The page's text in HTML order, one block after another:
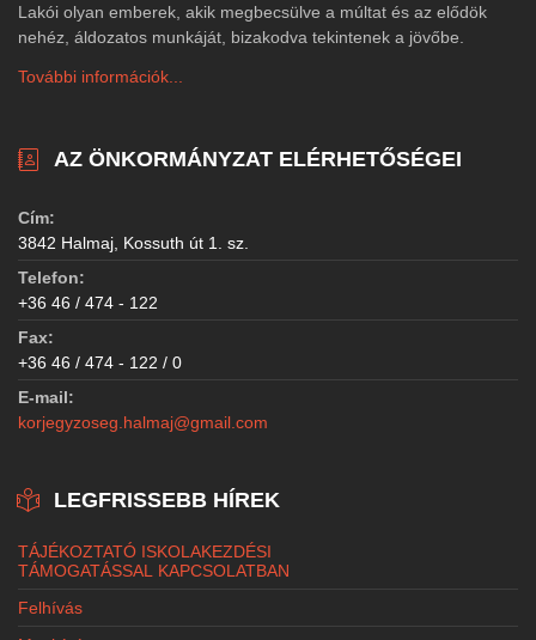
Lakói olyan emberek, akik megbecsülve a múltat és az elődök
nehéz, áldozatos munkáját, bizakodva tekintenek a jövőbe.
További információk...
AZ ÖNKORMÁNYZAT ELÉRHETŐSÉGEI
Cím:
3842 Halmaj, Kossuth út 1. sz.
Telefon:
+36 46 / 474 - 122
Fax:
+36 46 / 474 - 122 / 0
E-mail:
korjegyzoseg.halmaj@gmail.com
LEGFRISSEBB HÍREK
TÁJÉKOZTATÓ ISKOLAKEZDÉSI
TÁMOGATÁSSAL KAPCSOLATBAN
Felhívás